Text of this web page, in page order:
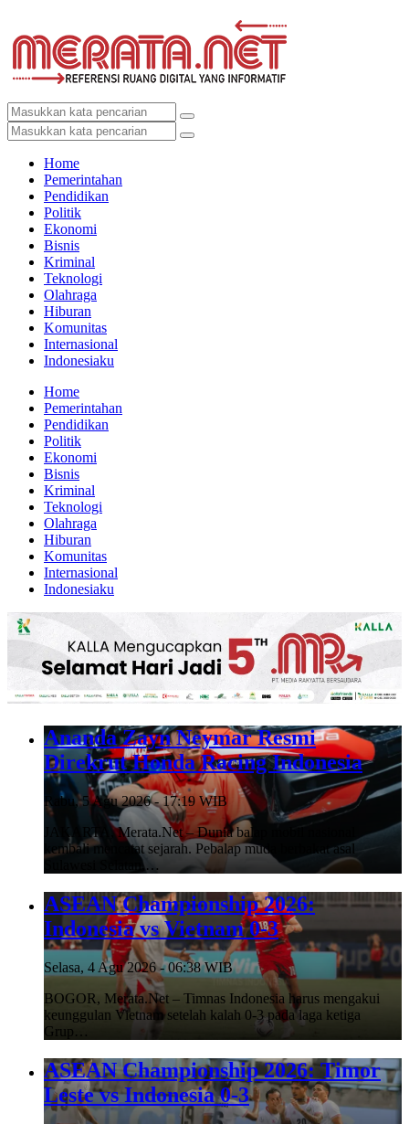
Home
Pemerintahan
Pendidikan
Politik
Ekonomi
Bisnis
Kriminal
Teknologi
Olahraga
Hiburan
Komunitas
Internasional
Indonesiaku
Home
Pemerintahan
Pendidikan
Politik
Ekonomi
Bisnis
Kriminal
Teknologi
Olahraga
Hiburan
Komunitas
Internasional
Indonesiaku
Ananda Zayn Neymar Resmi
Direkrut Honda Racing Indonesia
Rabu, 5 Agu 2026 - 17:19 WIB
JAKARTA, Merata.Net – Dunia balap mobil nasional
kembali mencatat sejarah. Pebalap muda berbakat asal
Sulawesi Selatan,…
ASEAN Championship 2026:
Indonesia vs Vietnam 0-3
Selasa, 4 Agu 2026 - 06:38 WIB
BOGOR, Merata.Net – Timnas Indonesia harus mengakui
keunggulan Vietnam setelah kalah 0-3 pada laga ketiga
Grup…
ASEAN Championship 2026: Timor
Leste vs Indonesia 0-3